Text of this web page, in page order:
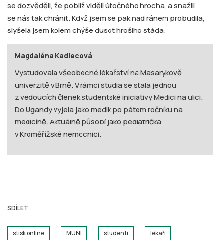
se dozvěděli, že poblíž viděli útočného hrocha, a snažili
se nás tak chránit. Když jsem se pak nad ránem probudila,
slyšela jsem kolem chýše dusot hrošího stáda.
Magdaléna Kadlecová
Vystudovala všeobecné lékařství na Masarykově
univerzitě v Brně. V rámci studia se stala jednou
z vedoucích členek studentské iniciativy Medici na ulici.
Do Ugandy vyjela jako medik po pátém ročníku na
medicíně. Aktuálně působí jako pediatrička
v Kroměřížské nemocnici.
SDÍLET
stisk online MUNI studenti lékaři